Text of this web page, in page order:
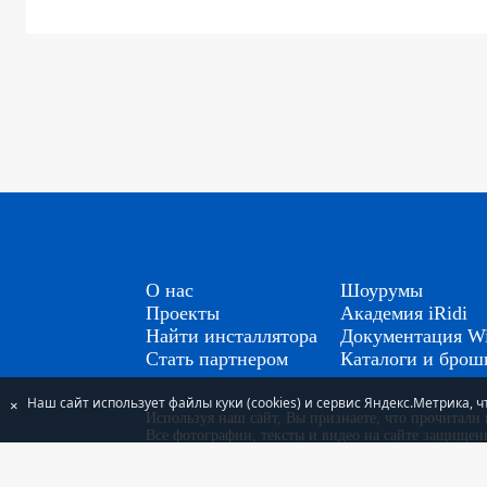
О нас
Проекты
Найти инсталлятора
Стать партнером
Шоурумы
Академия iRidi
Документация
Каталоги и
Используя наш сайт, Вы признаете, что
Все фотографии, тексты и видео на сайте
× Наш сайт использует файлы куки (cookies) и сервис Яндекс.Метрика,